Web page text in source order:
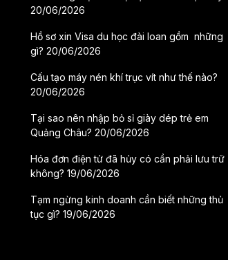
20/06/2026
Hồ sơ xin Visa du học đài loan gồm những
gì? 20/06/2026
Cấu tạo máy nén khí trục vít như thế nào?
20/06/2026
Tại sao nên nhập bỏ sỉ giày dép trẻ em
Quảng Châu? 20/06/2026
Hóa đơn điện tử đã hủy có cần phải lưu trữ
không? 19/06/2026
Tạm ngừng kinh doanh cần biết những thủ
tục gì? 19/06/2026